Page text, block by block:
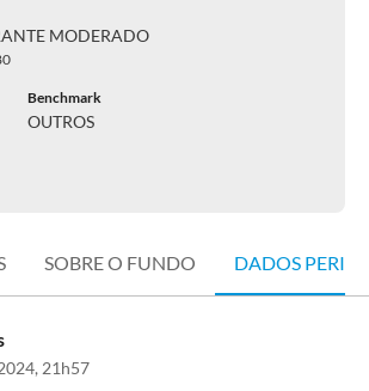
MODERADO
Benchmark
OUTROS
SOBRE O FUNDO DADOS
21h57